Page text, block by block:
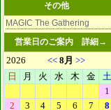
その他
MAGIC The Gathering
営業日のご案内 詳細→